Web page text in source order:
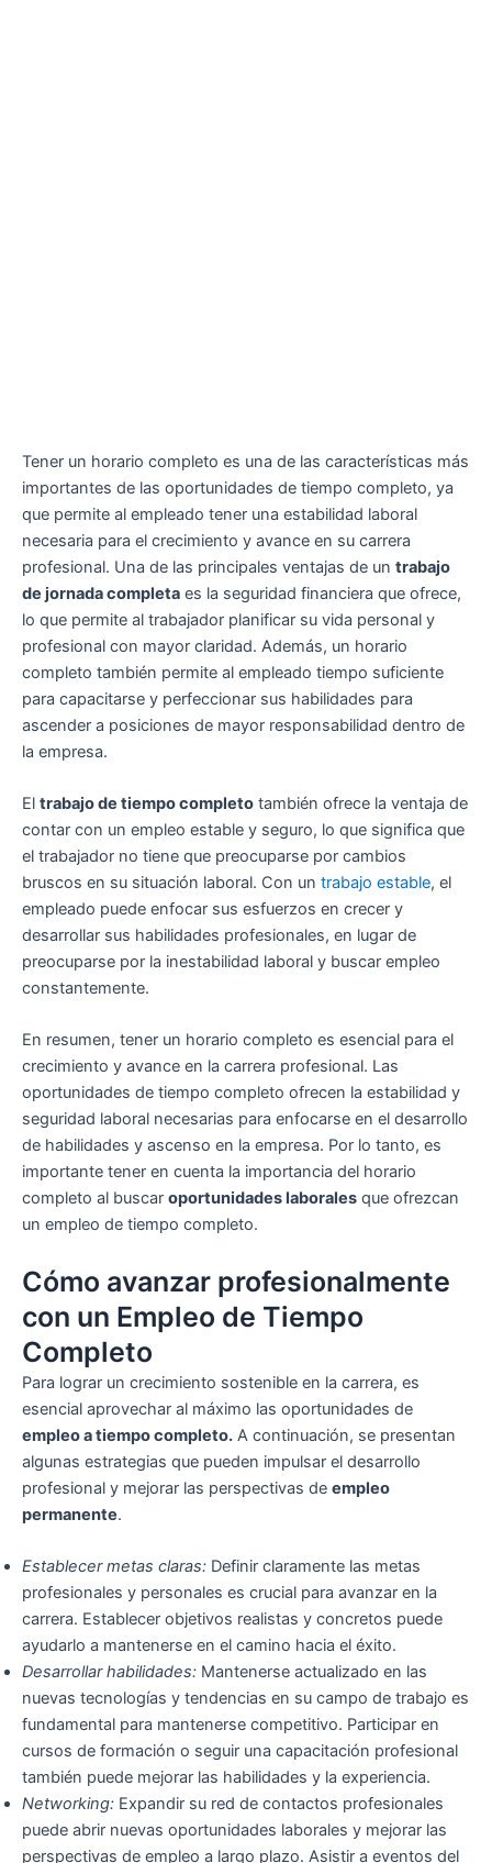
Tener un horario completo es una de las características más
importantes de las oportunidades de tiempo completo, ya
que permite al empleado tener una estabilidad laboral
necesaria para el crecimiento y avance en su carrera
profesional. Una de las principales ventajas de un trabajo
de jornada completa es la seguridad financiera que ofrece,
lo que permite al trabajador planificar su vida personal y
profesional con mayor claridad. Además, un horario
completo también permite al empleado tiempo suficiente
para capacitarse y perfeccionar sus habilidades para
ascender a posiciones de mayor responsabilidad dentro de
la empresa.
El trabajo de tiempo completo también ofrece la ventaja de
contar con un empleo estable y seguro, lo que significa que
el trabajador no tiene que preocuparse por cambios
bruscos en su situación laboral. Con un trabajo estable, el
empleado puede enfocar sus esfuerzos en crecer y
desarrollar sus habilidades profesionales, en lugar de
preocuparse por la inestabilidad laboral y buscar empleo
constantemente.
En resumen, tener un horario completo es esencial para el
crecimiento y avance en la carrera profesional. Las
oportunidades de tiempo completo ofrecen la estabilidad y
seguridad laboral necesarias para enfocarse en el desarrollo
de habilidades y ascenso en la empresa. Por lo tanto, es
importante tener en cuenta la importancia del horario
completo al buscar oportunidades laborales que ofrezcan
un empleo de tiempo completo.
Cómo avanzar profesionalmente
con un Empleo de Tiempo
Completo
Para lograr un crecimiento sostenible en la carrera, es
esencial aprovechar al máximo las oportunidades de
empleo a tiempo completo. A continuación, se presentan
algunas estrategias que pueden impulsar el desarrollo
profesional y mejorar las perspectivas de empleo
permanente.
Establecer metas claras: Definir claramente las metas
profesionales y personales es crucial para avanzar en la
carrera. Establecer objetivos realistas y concretos puede
ayudarlo a mantenerse en el camino hacia el éxito.
Desarrollar habilidades: Mantenerse actualizado en las
nuevas tecnologías y tendencias en su campo de trabajo es
fundamental para mantenerse competitivo. Participar en
cursos de formación o seguir una capacitación profesional
también puede mejorar las habilidades y la experiencia.
Networking: Expandir su red de contactos profesionales
puede abrir nuevas oportunidades laborales y mejorar las
perspectivas de empleo a largo plazo. Asistir a eventos del